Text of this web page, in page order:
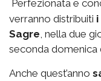
Perfezionata e
verranno distribuiti
Sagre , nella due
seconda domenica
Anche quest’anno